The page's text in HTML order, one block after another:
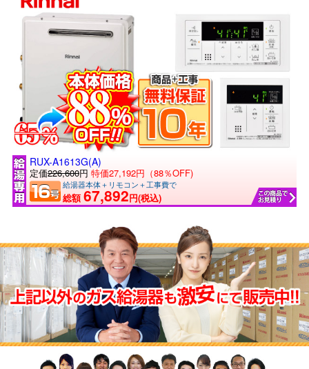
RUX-A1613G(A)
定価226,600円 特価27,192円（88％OFF)
給湯器本体＋リモコン＋工事費で
総額67,892円(税込)